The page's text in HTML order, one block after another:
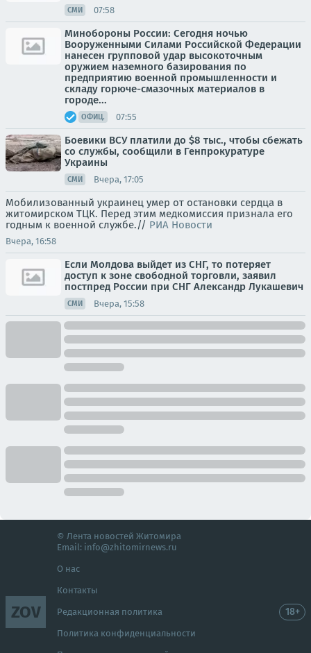
СМИ 07:58
Минобороны России: Сегодня ночью
Вооруженными Силами Российской Федерации
нанесен групповой удар высокоточным
оружием наземного базирования по
предприятию военной промышленности и
складу горюче-смазочных материалов в
городе...
ОФИЦ. 07:55
Боевики ВСУ платили до $8 тыс., чтобы сбежать
со службы, сообщили в Генпрокуратуре
Украины
СМИ Вчера, 17:05
Мобилизованный украинец умер от остановки сердца в
житомирском ТЦК. Перед этим медкомиссия признала его
годным к военной службе.// РИА Новости
Вчера, 16:58
Если Молдова выйдет из СНГ, то потеряет
доступ к зоне свободной торговли, заявил
постпред России при СНГ Александр Лукашевич
СМИ Вчера, 15:58
ZOV
© Лента новостей Житомира
Email: info@zhitomirnews.ru
О нас
Контакты
Редакционная политика
Политика конфиденциальности
18+